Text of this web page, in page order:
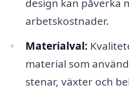
design kan påverka
arbetskostnader.
Materialval:
material som
stenar, växter och